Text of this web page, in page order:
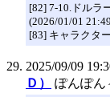
[82] 7-10.ドル
(2026/01/01
[83] キャラクタ
2025/09/09
Ｄ）
ぽんぽん